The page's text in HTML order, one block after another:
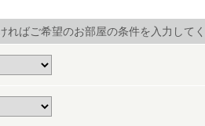
ばご希望のお部屋の条件を入力して